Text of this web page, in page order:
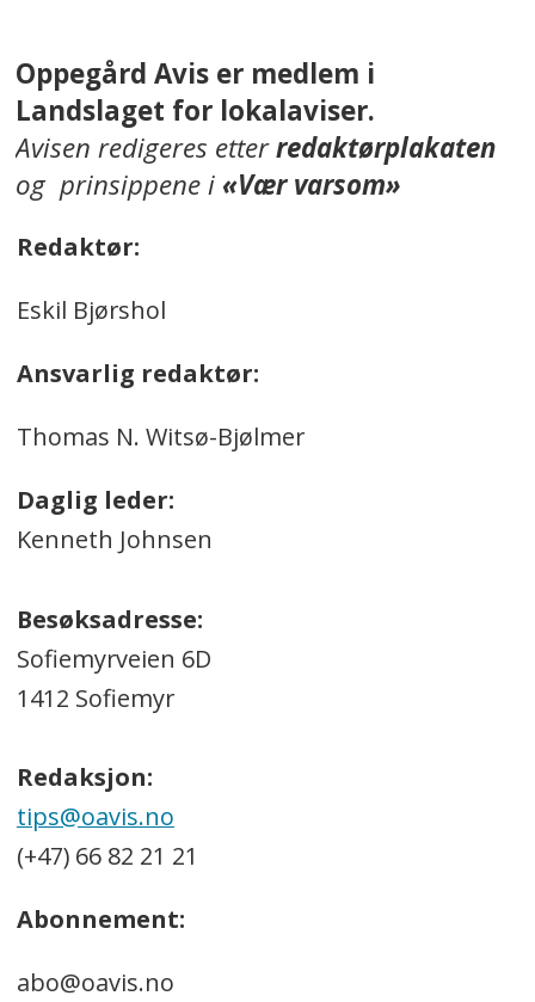
Oppegård Avis er medlem i
Landslaget for lokalaviser.
Avisen redigeres etterredaktørplakaten
og prinsippene i«Vær varsom»
Redaktør:
Eskil Bjørshol
Ansvarlig redaktør:
Thomas N. Witsø-Bjølmer
Daglig leder:
Kenneth Johnsen
Besøksadresse:
Sofiemyrveien 6D
1412 Sofiemyr
Redaksjon:
tips@oavis.no
(+47) 66 82 21 21
Abonnement:
abo@oavis.no